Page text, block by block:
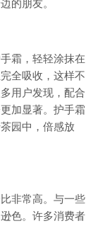
的朋友。
霜，轻轻涂抹在
全吸收，这样不
用户发现，配合
加显著。护手霜
园中，倍感放
非常高。与一些
色。许多消费者